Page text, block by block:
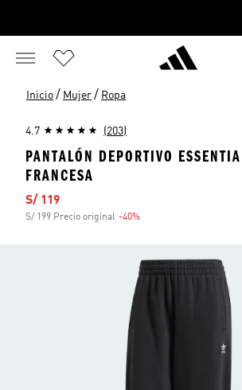
Inicio / Mujer / Ropa
4.7 (203)
PANTALÓN DEPORTIVO
FRANCESA
Precio de venta
S/ 119
S/ 199 Precio original -40%